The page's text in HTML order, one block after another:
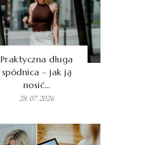
Praktyczna długa
spódnica – jak ją
nosić…
28.07.2026